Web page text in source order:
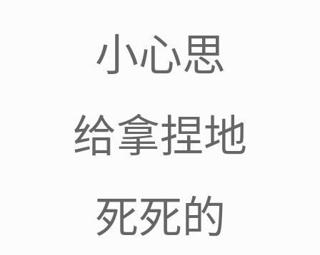
小心思
给拿捏地
死死的